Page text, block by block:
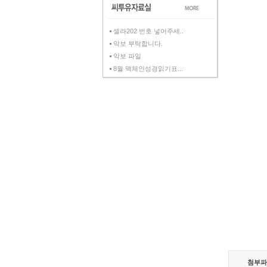
셀라202 번호 넣어주세..
악보 부탁합니다.
악보 파일
8월 맥체인성경읽기표...
첨부